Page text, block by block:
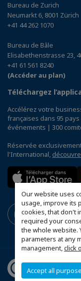
Our website uses
usage, improve its
cookies, that don't
required your
the whole website.
parameters at any
management,click
Accept all
Bureau de Zurich
Neumarkt 6, 8001 Zürich
+41 44 262 1070
Bureau de Bâle
Elisabethenstrasse 23,
+41 61 561 8240
(Accéder au plan)
Téléchargez
Accélérez votre
françaises dans 95
événements | 300
Réservée
l'International,